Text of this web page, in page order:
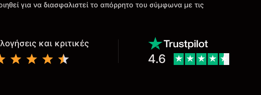
για να διασφαλιστεί το απόρρητο του σύμφωνα με τις
και κριτικές
4.6